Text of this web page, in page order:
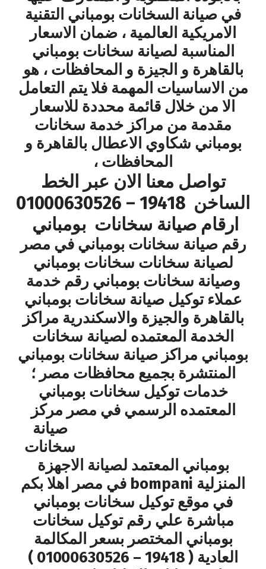
في صيانة السخانات بومباني التقنية
الامريكية العالمية ، ضمان الاسعار
المناسبة لصيانة سخانات بومباني
بالقاهرة و الجيزة و المحافظات ، هو
من الاساسيات المهمة فلا يتم التعامل
الا من خلال قائمة محددة للاسعار
مقدمة من مراكز خدمة سخانات
بومباني شكاوي الاعطال بالقاهرة و
المحافظات ،
تواصل معنا الان عبر الخط
الساخن 19418 – 01000630526
ارقام صيانة سخانات بومباني
رقم صيانة سخانات بومباني في مصر
لصيانة سخانات سخانات بومباني
وصيانة سخانات بومباني رقم خدمة
عملاء توكيل صيانة سخانات بومباني
بالقاهرة والجيزة والاسكندرية مراكز
الخدمة المعتمده لصيانة سخانات
بومباني مراكز صيانة سخانات بومباني
المنتشرة بجميع محافظات مصر ؛
خدمات توكيل سخانات بومباني
المعتمده الرسمي في مصر مركز
صيانة
سخانات
بومباني المعتمد لصيانة الاجهزة
المنزلية bompani في مصر اهلا بكم
في موقع توكيل سخانات بومباني
مباشرة علي رقم توكيل سخانات
بومباني المختصر بسعر المكالمة
العادية ( 19418 – 01000630526 )